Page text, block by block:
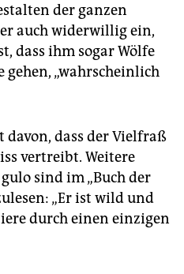
der ganzen
auch widerwillig ein,
dass ihm sogar Wölfe
gehen, „wahrscheinlich
davon, dass der Vielfraß
vertreibt. Weitere
sind im „Buch der
„Er ist wild und
durch einen einzigen